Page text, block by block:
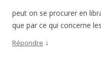
peut on se procurer en
que par ce qui concerne
Répondre ↓